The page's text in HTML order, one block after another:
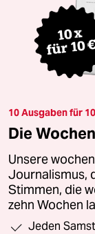
10 Ausgaben für
Die
Unsere
Journalismus,
Stimmen, die
zehn Wochen
Jeden